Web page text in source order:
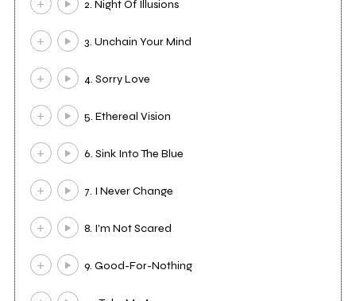
2. Night Of Illusions
3. Unchain Your Mind
4. Sorry Love
5. Ethereal Vision
6. Sink Into The Blue
7. I Never Change
8. I'm Not Scared
9. Good-For-Nothing